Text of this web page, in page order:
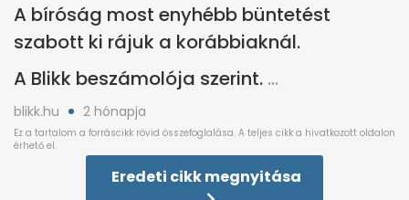
A bíróság most enyhébb büntetést
szabott ki rájuk a korábbiaknál.
A Blikk beszámolója szerint.
blikk.hu 2 hónapja
Eredeti cikk megnyitása